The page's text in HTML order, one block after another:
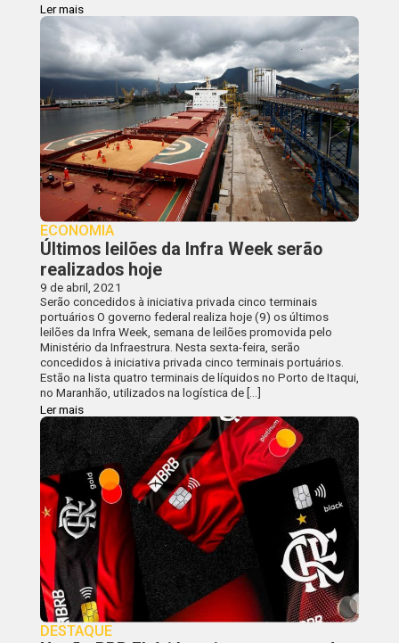
Ler mais
ECONOMIA
Últimos leilões da Infra Week serão
realizados hoje
9 de abril, 2021
Serão concedidos à iniciativa privada cinco terminais
portuários O governo federal realiza hoje (9) os últimos
leilões da Infra Week, semana de leilões promovida pelo
Ministério da Infraestrura. Nesta sexta-feira, serão
concedidos à iniciativa privada cinco terminais portuários.
Estão na lista quatro terminais de líquidos no Porto de Itaqui,
no Maranhão, utilizados na logística de […]
Ler mais
DESTAQUE